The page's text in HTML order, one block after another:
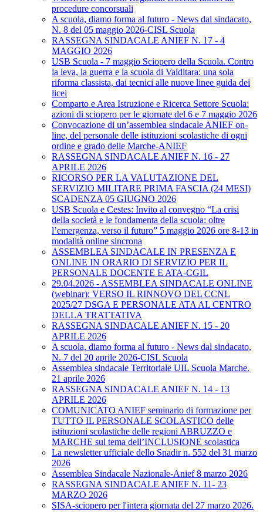
procedure concorsuali
A scuola, diamo forma al futuro - News dal sindacato,
N. 8 del 05 maggio 2026-CISL Scuola
RASSEGNA SINDACALE ANIEF N. 17 - 4
MAGGIO 2026
USB Scuola - 7 maggio Sciopero della Scuola. Contro
la leva, la guerra e la scuola di Valditara: una sola
riforma classista, dai tecnici alle nuove linee guida dei
licei
Comparto e Area Istruzione e Ricerca Settore Scuola:
azioni di sciopero per le giornate del 6 e 7 maggio 2026
Convocazione di un’assemblea sindacale ANIEF on-
line, del personale delle istituzioni scolastiche di ogni
ordine e grado delle Marche-ANIEF
RASSEGNA SINDACALE ANIEF N. 16 - 27
APRILE 2026
RICORSO PER LA VALUTAZIONE DEL
SERVIZIO MILITARE PRIMA FASCIA (24 MESI)
SCADENZA 05 GIUGNO 2026
USB Scuola e Cestes: Invito al convegno “La crisi
della società e le fondamenta della scuola: oltre
l’emergenza, verso il futuro” 5 maggio 2026 ore 8-13 in
modalità online sincrona
ASSEMBLEA SINDACALE IN PRESENZA E
ONLINE IN ORARIO DI SERVIZIO PER IL
PERSONALE DOCENTE E ATA-CGIL
29.04.2026 - ASSEMBLEA SINDACALE ONLINE
(webinar): VERSO IL RINNOVO DEL CCNL
2025/27 DSGA E PERSONALE ATA AL CENTRO
DELLA TRATTATIVA
RASSEGNA SINDACALE ANIEF N. 15 - 20
APRILE 2026
A scuola, diamo forma al futuro - News dal sindacato,
N. 7 del 20 aprile 2026-CISL Scuola
Assemblea sindacale Territoriale UIL Scuola Marche.
21 aprile 2026
RASSEGNA SINDACALE ANIEF N. 14 - 13
APRILE 2026
COMUNICATO ANIEF seminario di formazione per
TUTTO IL PERSONALE SCOLASTICO delle
istituzioni scolastiche delle regioni ABRUZZO e
MARCHE sul tema dell’INCLUSIONE scolastica
La newsletter ufficiale dello Snadir n. 552 del 31 marzo
2026
Assemblea Sindacale Nazionale-Anief 8 marzo 2026
RASSEGNA SINDACALE ANIEF N. 11- 23
MARZO 2026
SISA-sciopero per l'intera giornata del 27 marzo 2026.